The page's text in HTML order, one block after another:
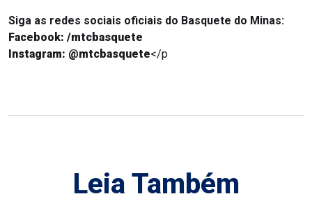
Siga as redes sociais oficiais do Basquete do Minas:
Facebook: /mtcbasquete
Instagram: @mtcbasquete</p
Leia Também